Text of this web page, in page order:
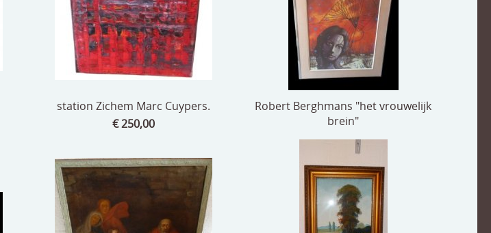
station Zichem Marc Cuypers.
€ 250,00
Robert Berghmans "het vrouwelijk
brein"